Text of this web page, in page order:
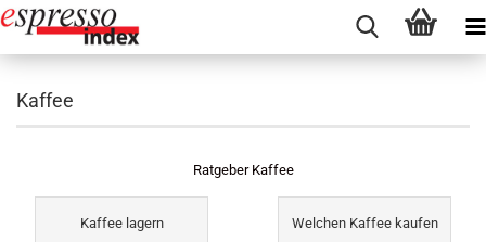
Kaffee
Ratgeber Kaffee
Kaffee lagern Welchen Kaffee kaufen